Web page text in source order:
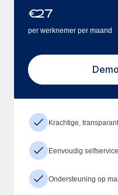
€27
per werknemer per maand
Krachtige,
Eenvoudig
Ondersteuning op